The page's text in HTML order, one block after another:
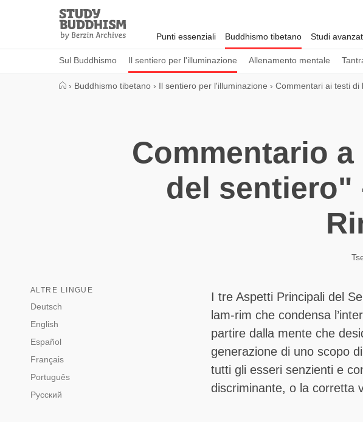
Study
Buddhism
Home
Punti essenziali Buddhismo tibetano
Sul Buddhismo Il sentiero per l'illuminazione Allenamento mentale
Studi
› Buddhismo tibetano › Il sentiero per l'illuminazione › Commentari ai testi di
Commentario
del sentiero"
ALTRE LINGUE
Deutsch
English
Español
Français
Português
Русский
I tre Aspetti Principali del
lam-rim che condensa
partire dalla mente che
generazione di uno scopo
tutti gli esseri senzienti e
discriminante, o la corretta